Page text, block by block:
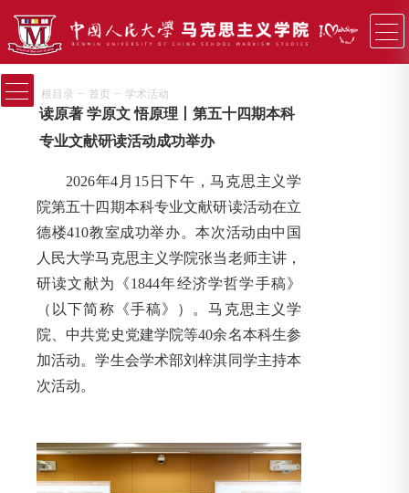
根目录 − 首页 − 学术活动
读原著 学原文 悟原理丨第五十四期本科
专业文献研读活动成功举办
2026年4月15日下午，马克思主义学
院第五十四期本科专业文献研读活动在立
德楼410教室成功举办。本次活动由中国
人民大学马克思主义学院张当老师主讲，
研读文献为《1844年经济学哲学手稿》
（以下简称《手稿》）。马克思主义学
院、中共党史党建学院等40余名本科生参
加活动。学生会学术部刘梓淇同学主持本
次活动。